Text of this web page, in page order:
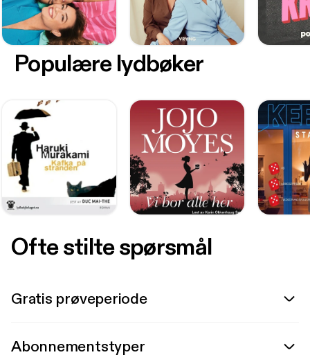
Populære lydbøker
Ofte stilte spørsmål
Gratis prøveperiode
Abonnementstyper